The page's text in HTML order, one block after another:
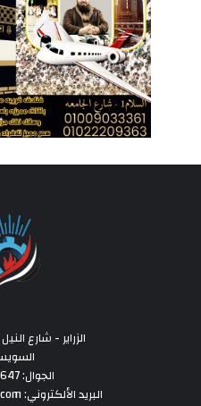
الزراير - شارع
الجوال: 01007147647
البريد الألكتروني: admin@suezbalady.com